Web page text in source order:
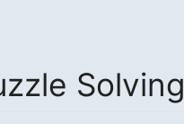
Solving